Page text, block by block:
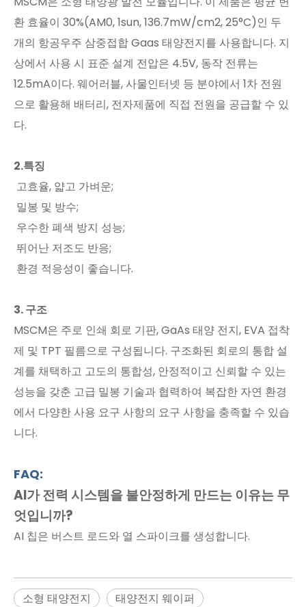
환 효율이 30%(AM0, 1sun, 136.7mW/cm2, 25°C)인 두
개의 항공우주 삼중접합 Gaas 태양전지를 사용합니다. 지
상에서 사용 시 표준 설계 전압은 4.5V, 동작 전류는
12.5mA이다. 웨어러블, 사물인터넷 등 분야에서 1차 전원
으로 활용해 배터리, 전자제품에 직접 전원을 공급할 수 있
다.
2.특징
고효율, 얇고 가벼운;
밀봉 및 방수;
우수한 폐색 방지 성능;
뛰어난 저조도 반응;
환경 적응성이 좋습니다.
3. 구조
MSCM은 주로 인쇄 회로 기판, GaAs 태양 전지, EVA 접착
제 및 TPT 필름으로 구성됩니다. 구조화된 회로의 통합 설
계를 채택하고 고도의 통합성, 안정적이고 신뢰할 수 있는
성능을 갖춘 고급 밀봉 기술과 협력하여 복잡한 자연 환경
에서 다양한 사용 요구 사항의 요구 사항을 충족할 수 있습
니다.
FAQ:
AI가 전력 시스템을 불안정하게 만드는 이유는 무
엇입니까?
AI 칩은 버스트 로드와 열 스파이크를 생성합니다.
소형 태양전지
태양전지 웨이퍼